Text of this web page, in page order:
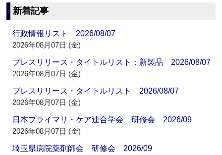
新着記事
行政情報リスト 2026/08/07
2026年08月07日 (金)
プレスリリース・タイトルリスト：新製品 2026/08/07
2026年08月07日 (金)
プレスリリース・タイトルリスト 2026/08/07
2026年08月07日 (金)
日本プライマリ・ケア連合学会 研修会 2026/09
2026年08月07日 (金)
埼玉県病院薬剤師会 研修会 2026/09